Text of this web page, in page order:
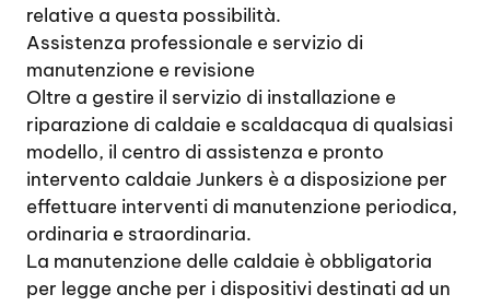
relative a questa possibilità.
Assistenza professionale e servizio di
manutenzione e revisione
Oltre a gestire il servizio di installazione e
riparazione di caldaie e scaldacqua di qualsiasi
modello, il centro di assistenza e pronto
intervento caldaie Junkers è a disposizione per
effettuare interventi di manutenzione periodica,
ordinaria e straordinaria.
La manutenzione delle caldaie è obbligatoria
per legge anche per i dispositivi destinati ad un